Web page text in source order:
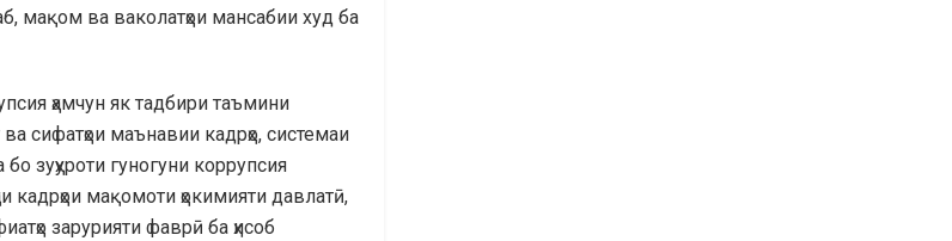
мақом ва ваколатҳои мансабии худ ба
ҳамчун як тадбири таъмини
сифатҳои маънавии кадрҳо, системаи
зуҳуроти гуногуни коррупсия
кадрҳои мақомоти ҳокимияти давлатӣ,
зарурияти фаврӣ ба ҳисоб